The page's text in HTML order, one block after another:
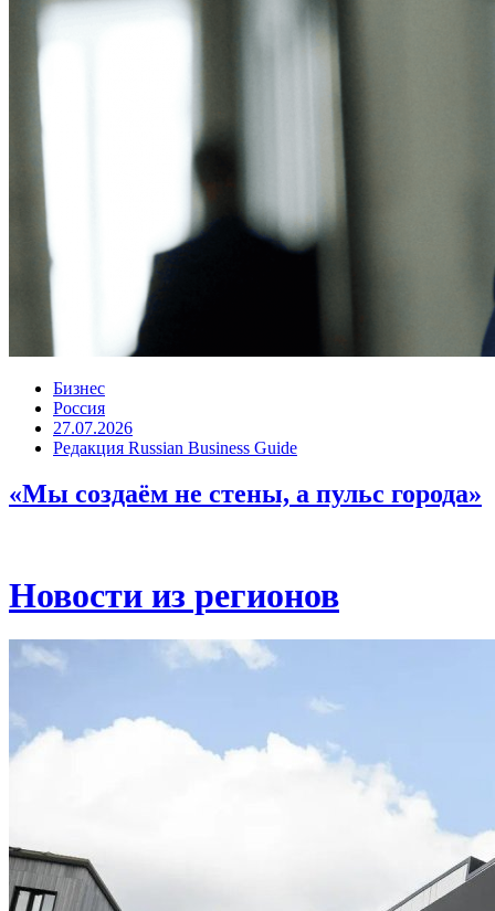
Бизнес
Россия
27.07.2026
Редакция Russian Business Guide
«Мы создаём не стены, а пульс города»
Новости из регионов